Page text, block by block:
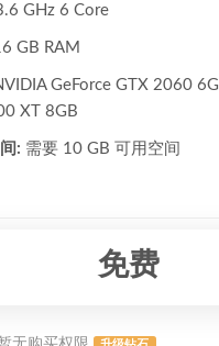
GHz 6 Core
GB RAM
GeForce GTX 2060
XT 8GB
: 需要 10 GB 可用空间
免费